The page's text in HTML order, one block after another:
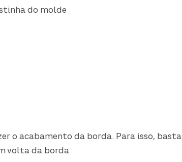
do molde
o acabamento da borda. Para isso, basta
volta da borda